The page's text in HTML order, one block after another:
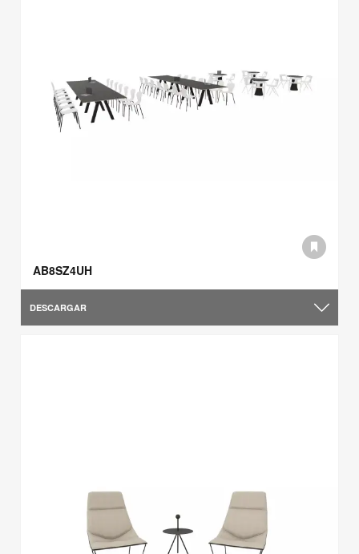
AB8SZ4UH
DESCARGAR